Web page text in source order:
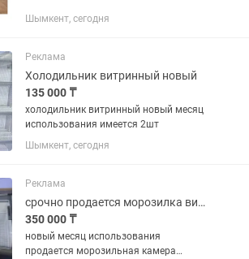
Шымкент, сегодня
Реклама
Холодильник витринный новый
135 000 ₸
холодильник витринный новый месяц
использования имеется 2шт
Шымкент, сегодня
Реклама
срочно продается морозилка витринный
350 000 ₸
новый месяц использования
продается морозильная камера